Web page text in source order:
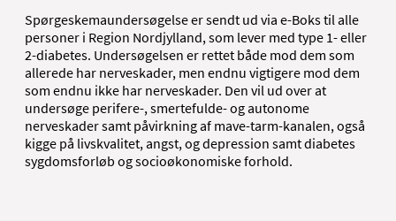
Spørgeskemaundersøgelse er sendt ud via e-Boks til alle
personer i Region Nordjylland, som lever med type 1- eller
2-diabetes. Undersøgelsen er rettet både mod dem som
allerede har nerveskader, men endnu vigtigere mod dem
som endnu ikke har nerveskader. Den vil ud over at
undersøge perifere-, smertefulde- og autonome
nerveskader samt påvirkning af mave-tarm-kanalen, også
kigge på livskvalitet, angst, og depression samt diabetes
sygdomsforløb og socioøkonomiske forhold.